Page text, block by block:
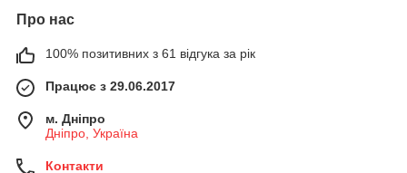
Про нас
100% позитивних з 61 відгука за рік
Працює з 29.06.2017
м. Дніпро
Дніпро, Україна
Контакти